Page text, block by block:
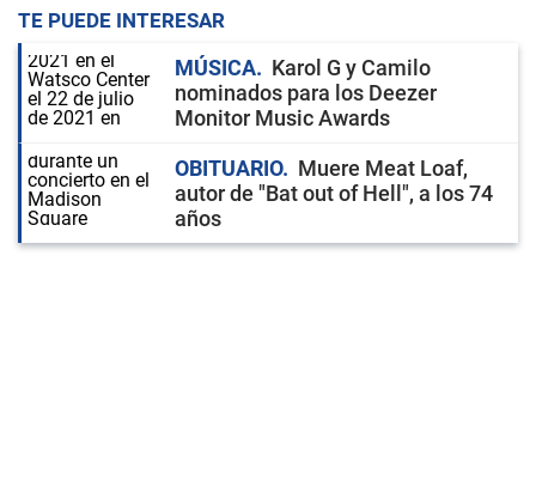
TE PUEDE INTERESAR
MÚSICA
Karol G y Camilo
nominados para los Deezer
Monitor Music Awards
OBITUARIO
Muere Meat Loaf,
autor de "Bat out of Hell", a los 74
años